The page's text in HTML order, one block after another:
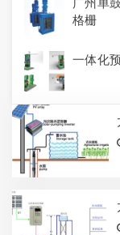
广州单
格栅
一体化